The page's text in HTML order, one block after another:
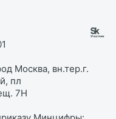
Москва, вн.тер.г.
пл
7Н